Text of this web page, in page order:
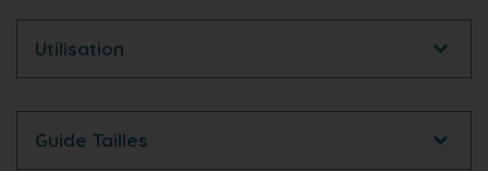
Utilisation
Guide Tailles